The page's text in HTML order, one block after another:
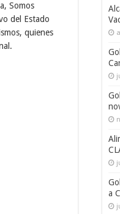
Somos
del Estado
quienes
a